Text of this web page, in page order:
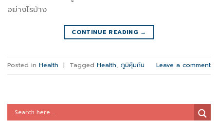
อย่างไรบ้าง
CONTINUE READING →
Posted in Health | Tagged Health, ภูมิคุ้มกัน Leave a comment